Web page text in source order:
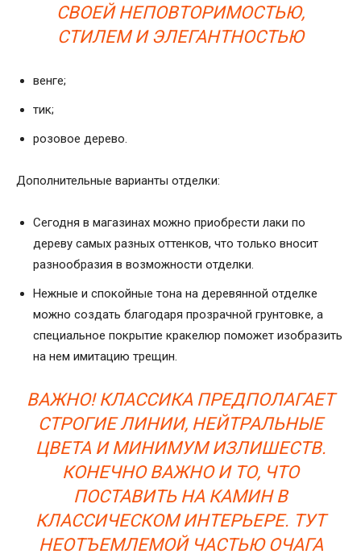
СВОЕЙ НЕПОВТОРИМОСТЬЮ,
СТИЛЕМ И ЭЛЕГАНТНОСТЬЮ
венге;
тик;
розовое дерево.
Дополнительные варианты отделки:
Сегодня в магазинах можно приобрести лаки по
дереву самых разных оттенков, что только вносит
разнообразия в возможности отделки.
Нежные и спокойные тона на деревянной отделке
можно создать благодаря прозрачной грунтовке, а
специальное покрытие кракелюр поможет изобразить
на нем имитацию трещин.
ВАЖНО! КЛАССИКА ПРЕДПОЛАГАЕТ
СТРОГИЕ ЛИНИИ, НЕЙТРАЛЬНЫЕ
ЦВЕТА И МИНИМУМ ИЗЛИШЕСТВ.
КОНЕЧНО ВАЖНО И ТО, ЧТО
ПОСТАВИТЬ НА КАМИН В
КЛАССИЧЕСКОМ ИНТЕРЬЕРЕ. ТУТ
НЕОТЪЕМЛЕМОЙ ЧАСТЬЮ ОЧАГА